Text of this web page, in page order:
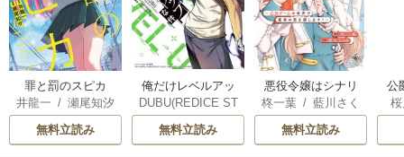
罪と罰のスピカ
井龍一 /瀬尾知汐
無料立読み
俺だけレベルアッ
プな件
DUBU(REDICE ST
UDIO)
/ Chugong
h-goon
無料立読み
悪役令嬢はシナリ
オを知らない ～乙
女ゲームの世界で
真実の恋を探しま
柊一葉 /藍川さく
ら
無料立読み
公
は